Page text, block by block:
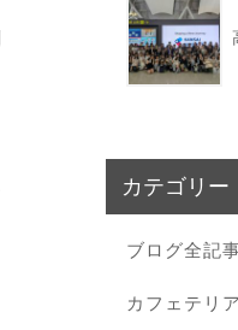
カテゴリー
ブログ全記
カフェテリ